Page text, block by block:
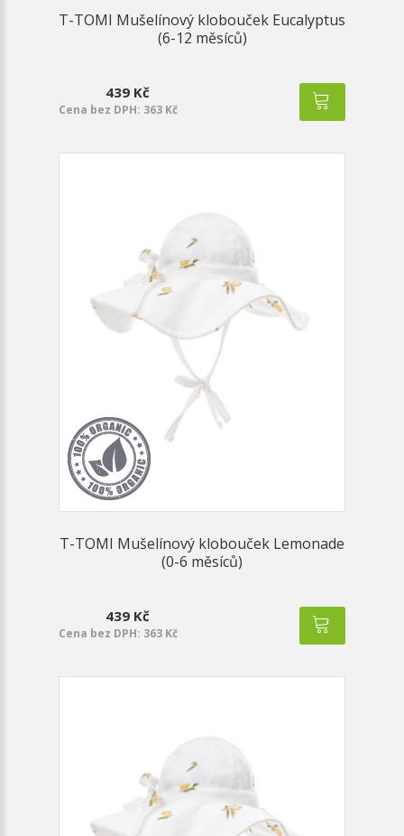
T-TOMI Mušelínový klobouček Eucalyptus
(6-12 měsíců)
439 Kč
Cena bez DPH: 363 Kč
T-TOMI Mušelínový klobouček Lemonade
(0-6 měsíců)
439 Kč
Cena bez DPH: 363 Kč